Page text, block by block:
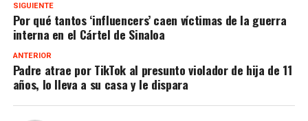
SIGUIENTE
Por qué tantos ‘influencers’ caen víctimas de la guerra
interna en el Cártel de Sinaloa
ANTERIOR
Padre atrae por TikTok al presunto violador de hija de 11
años, lo lleva a su casa y le dispara